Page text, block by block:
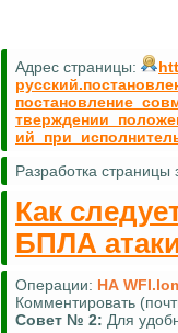
Адрес страницы:
Разработка
Как
БПЛА
Операции: НА
Комментировать
Совет № 2: Для